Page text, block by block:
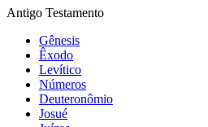
Antigo Testamento
Gênesis
Êxodo
Levítico
Números
Deuteronômio
Josué